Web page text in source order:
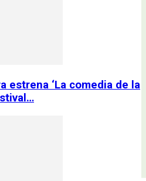
estrena ‘La comedia de la